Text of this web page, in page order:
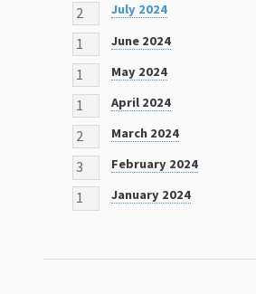
2 July 2024
1 June 2024
1 May 2024
1 April 2024
2 March 2024
3 February 2024
1 January 2024